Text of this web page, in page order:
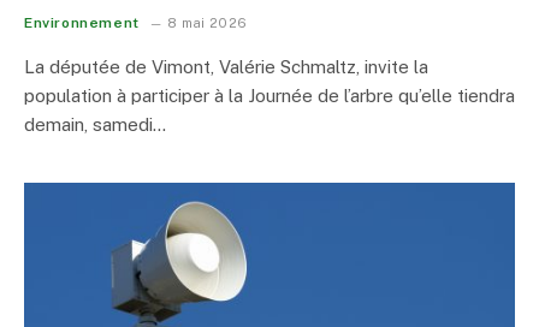
Environnement 8 mai 2026
La députée de Vimont, Valérie Schmaltz, invite la
population à participer à la Journée de l’arbre qu’elle tiendra
demain, samedi…